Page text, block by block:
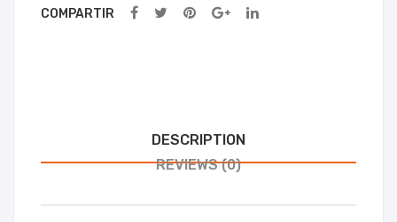
COMPARTIR
DESCRIPTION
REVIEWS (0)